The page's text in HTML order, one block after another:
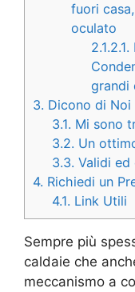
fuori
oculato
2.1.2.1.
grandi
3. Dicono di Noi
3.1. Mi sono
3.2. Un
3.3. Validi
4. Richiedi un
4.1. Link Utili
Sempre più
caldaie che
meccanismo a